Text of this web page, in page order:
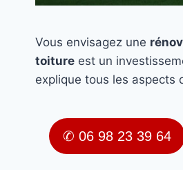
Vous envisagez une
toiture est un
explique tous les aspects
✆ 06 98 23 39 64